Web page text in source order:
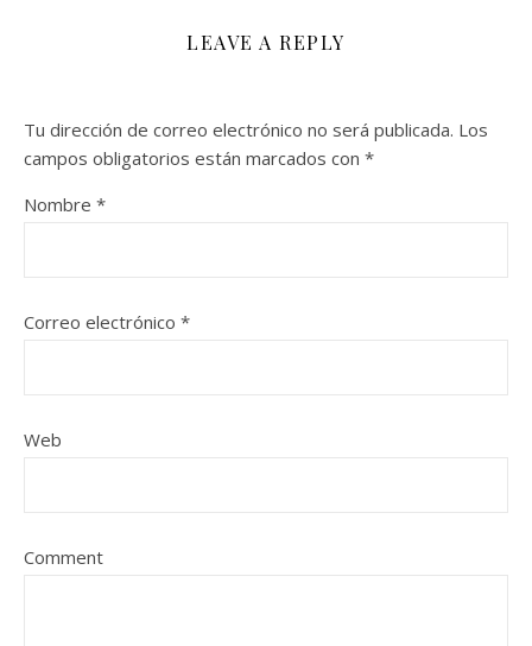
LEAVE A REPLY
Tu dirección de correo electrónico no será publicada. Los
campos obligatorios están marcados con *
Nombre *
Correo electrónico *
Web
Comment